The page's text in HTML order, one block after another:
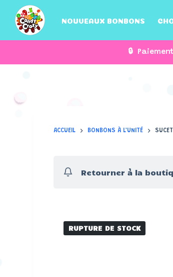
s
e
u
NOUVEAUX BONBONS
🔒
ACCUEIL BONBONS À L'UNITÉ
Retourner à la
RUPTURE DE STOCK